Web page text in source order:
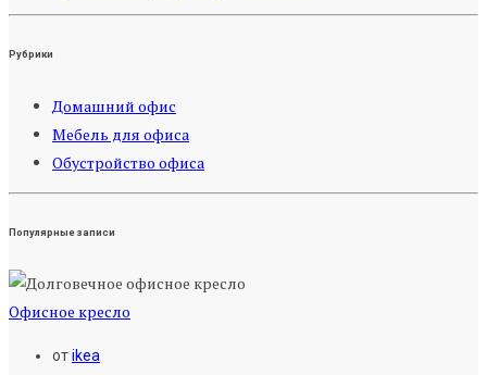
Рубрики
Домашний офис
Мебель для офиса
Обустройство офиса
Популярные записи
Офисное кресло
отikea